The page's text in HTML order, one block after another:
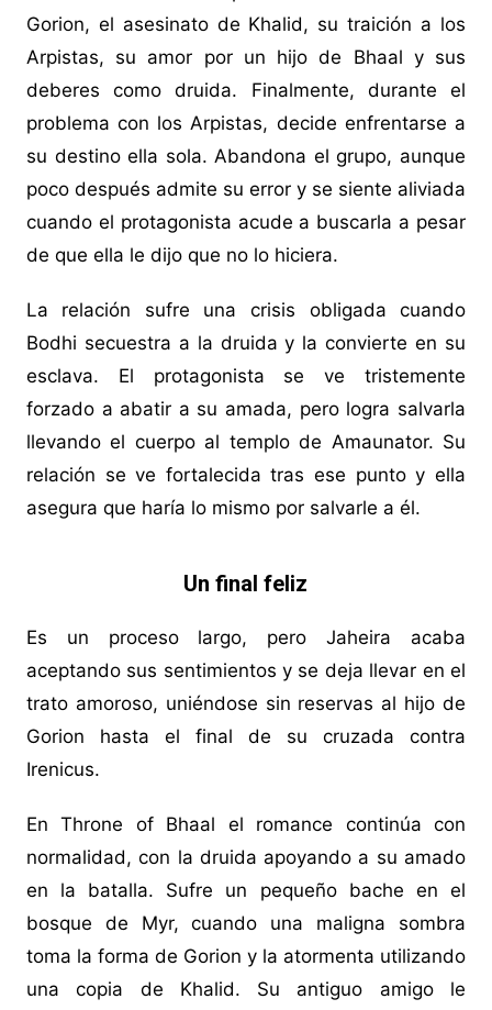
Gorion, el asesinato de Khalid, su traición a los
Arpistas, su amor por un hijo de Bhaal y sus
deberes como druida. Finalmente, durante el
problema con los Arpistas, decide enfrentarse a
su destino ella sola. Abandona el grupo, aunque
poco después admite su error y se siente aliviada
cuando el protagonista acude a buscarla a pesar
de que ella le dijo que no lo hiciera.
La relación sufre una crisis obligada cuando
Bodhi secuestra a la druida y la convierte en su
esclava. El protagonista se ve tristemente
forzado a abatir a su amada, pero logra salvarla
llevando el cuerpo al templo de Amaunator. Su
relación se ve fortalecida tras ese punto y ella
asegura que haría lo mismo por salvarle a él.
Un final feliz
Es un proceso largo, pero Jaheira acaba
aceptando sus sentimientos y se deja llevar en el
trato amoroso, uniéndose sin reservas al hijo de
Gorion hasta el final de su cruzada contra
Irenicus.
En Throne of Bhaal el romance continúa con
normalidad, con la druida apoyando a su amado
en la batalla. Sufre un pequeño bache en el
bosque de Myr, cuando una maligna sombra
toma la forma de Gorion y la atormenta utilizando
una copia de Khalid. Su antiguo amigo le